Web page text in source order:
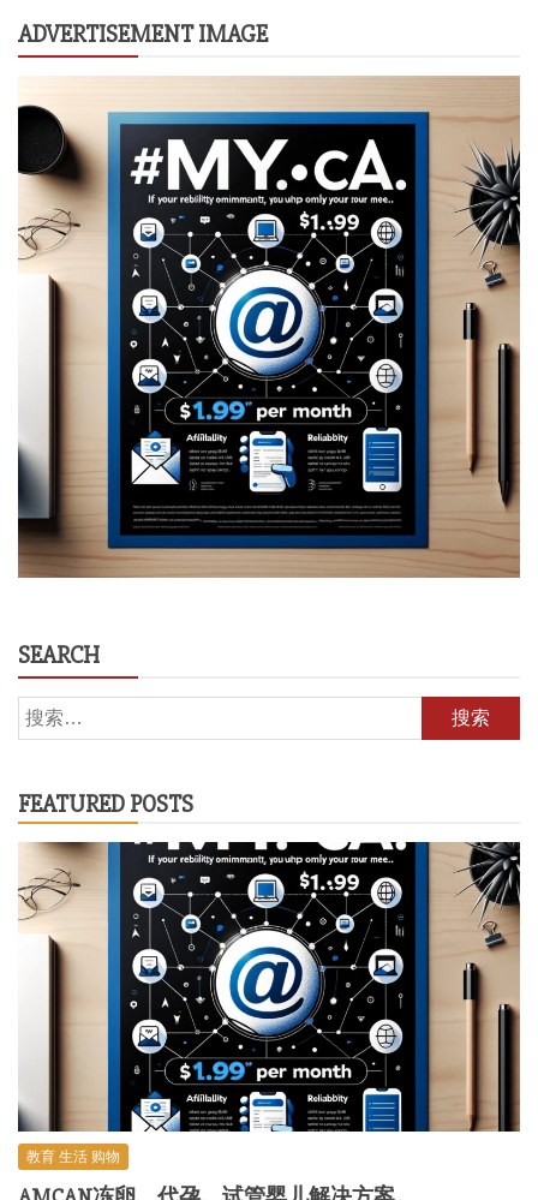
ADVERTISEMENT IMAGE
SEARCH
搜
索：
FEATURED POSTS
教育 生活 购物